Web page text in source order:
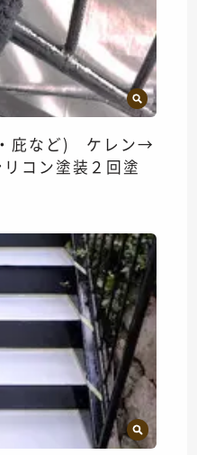
庇など) ケレン→
コン塗装２回塗